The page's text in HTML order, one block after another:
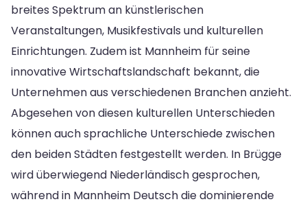
breites Spektrum an künstlerischen
Veranstaltungen, Musikfestivals und kulturellen
Einrichtungen. Zudem ist Mannheim für seine
innovative Wirtschaftslandschaft bekannt, die
Unternehmen aus verschiedenen Branchen anzieht.
Abgesehen von diesen kulturellen Unterschieden
können auch sprachliche Unterschiede zwischen
den beiden Städten festgestellt werden. In Brügge
wird überwiegend Niederländisch gesprochen,
während in Mannheim Deutsch die dominierende